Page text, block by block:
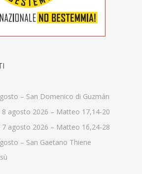
– San Domenico di Guzmán
8 agosto 2026 – Matteo 17,14-20
7 agosto 2026 – Matteo 16,24-28
– San Gaetano Thiene